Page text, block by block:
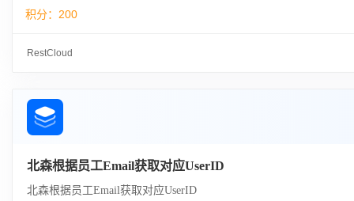
积分： 200
RestCloud
北森根据员工Email获取对应UserID
北森根据员工Email获取对应UserID